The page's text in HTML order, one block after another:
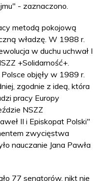
- zaznaczono.
metodą pokojową
władzę. W 1988 r.
w duchu uchwał I
+Solidarność+.
objęły w 1989 r.
zgodnie z ideą, która
pracy Europy
NSZZ
II i Episkopat Polski"
zwycięstwa
nauczanie Jana Pawła
77 senatorów, nikt nie